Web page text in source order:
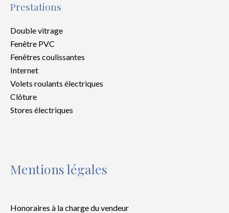
Prestations
Double vitrage
Fenêtre PVC
Fenêtres coulissantes
Internet
Volets roulants électriques
Clôture
Stores électriques
Mentions légales
Honoraires à la charge du vendeur